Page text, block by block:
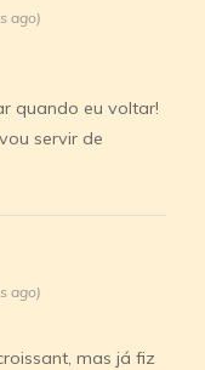
ago)
quando eu voltar!
servir de
ago)
mas já fiz